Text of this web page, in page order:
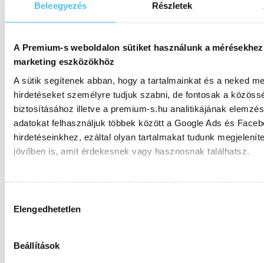
Beleegyezés Részletek
A Premium-s weboldalon sütiket használunk a
marketing eszközökhöz
A sütik segítenek abban, hogy a tartalmainkat és a neked
hirdetéseket személyre tudjuk szabni, de fontosak a
biztosításához illetve a premium-s.hu analitikájának
adatokat felhasználjuk többek között a Google Ads és
hirdetéseinkhez, ezáltal olyan tartalmakat tudunk
jövőben is, amit érdekesnek vagy hasznosnak találhatsz.
fogunk visszaélni ezzel és később bármikor
kiválasztása
Elengedhetetlen
Beállítások
Aprítási mód a forgács formájától
függetlenül
Kompakt módon integrálható
visszapumpáló szivattyúállomásokba
Könnyű
Egyszerű, robusztus és szervizbarát
elrendezés
Könnyű
Intelligens vezérlés
Nagyfokú
Alacsony energiaszükséglet